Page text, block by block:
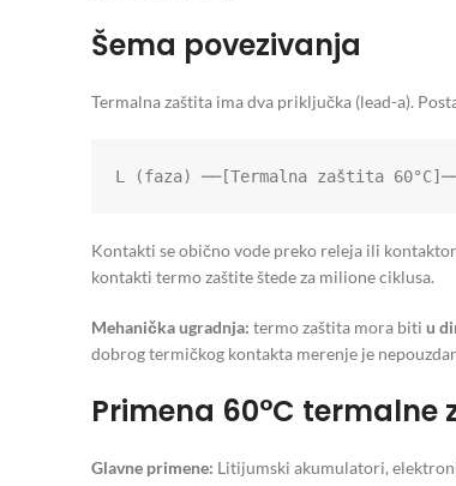
Šema povezivanja
Termalna zaštita ima dva priključka (lead-a).
L (faza) ──[Termalna zaštita
Kontakti se obično vode preko releja ili
kontakti termo zaštite štede za milione ciklusa.
Mehanička ugradnja: termo zaštita mora biti u
dobrog termičkog kontakta merenje je
Primena 60°C termalne
Glavne primene: Litijumski akumulatori,